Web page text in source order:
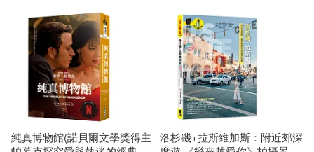
杜瑩(29) 浦澤直樹(29)
美國迪士尼公司(29)
TYPE-MOON(28)
廣西師範大學出版社(267)
化學工業出版社(265)
台灣東販(260)
純真博物館(諾貝爾文學獎得主
洛杉磯+拉斯維加斯：附近郊深